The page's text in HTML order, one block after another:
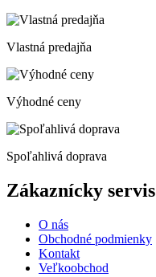
Vlastná predajňa
Výhodné ceny
Spoľahlivá doprava
Zákaznícky servis
O nás
Obchodné podmienky
Kontakt
Veľkoobchod